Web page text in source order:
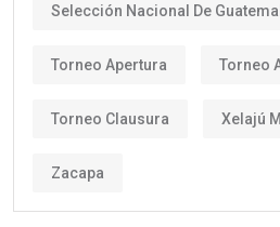
Selección Nacional De
Torneo Apertura Torneo
Torneo Clausura Xelajú
Zacapa